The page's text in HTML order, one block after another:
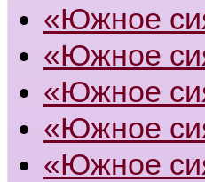
«Южное
«Южное
«Южное
«Южное
«Южное